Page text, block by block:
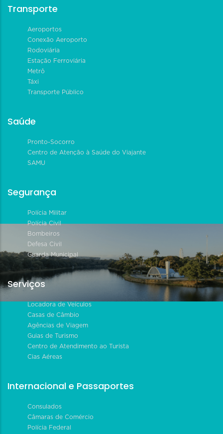
Transporte
Aeroportos
Conexão Aeroporto
Rodoviária
Estação Ferroviária
Metrô
Táxi
Transporte Público
Saúde
Pronto-Socorro
Centro de Atenção à Saúde do Viajante
SAMU
Segurança
Polícia Militar
Polícia Civil
Bombeiros
Defesa Civil
Guarda Municipal
Serviços
Locadora de Veículos
Casas de Câmbio
Agências de Viagem
Guias de Turismo
Centro de Atendimento ao Turista
Cias Aéreas
Internacional e Passaportes
Consulados
Câmaras de Comércio
Polícia Federal